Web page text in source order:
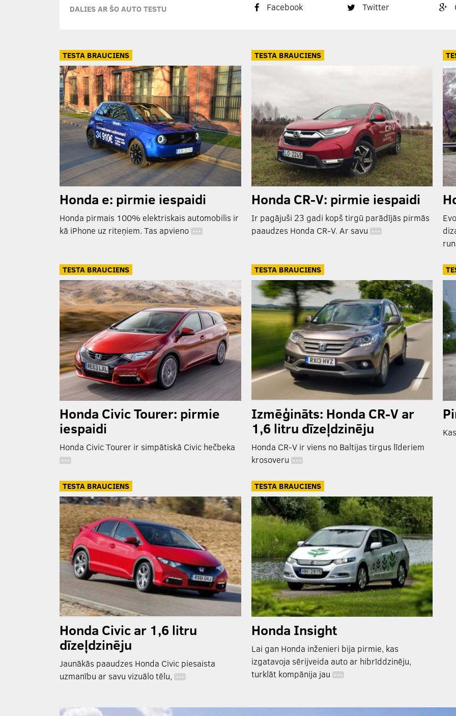
DALIES AR ŠO AUTO TESTU Facebook Twitter
TESTA BRAUCIENS
Honda e: pirmie iespaidi
Honda pirmais 100% elektriskais automobilis ir
kā iPhone uz riteņiem. Tas apvieno …
TESTA BRAUCIENS
Honda CR-V: pirmie iespaidi
Ir pagājuši 23 gadi kopš tirgū parādījās pirmās
paaudzes Honda CR-V. Ar savu …
TESTA BRAUCIENS
Honda Civic Tourer: pirmie
iespaidi
Honda Civic Tourer ir simpātiskā Civic hečbeka
…
TESTA BRAUCIENS
Izmēģināts: Honda CR-V ar
1,6 litru dīzeļdzinēju
Honda CR-V ir viens no Baltijas tirgus līderiem
krosoveru …
TESTA BRAUCIENS
Honda Civic ar 1,6 litru
dīzeļdzinēju
Jaunākās paaudzes Honda Civic piesaista
uzmanību ar savu vizuālo tēlu, …
TESTA BRAUCIENS
Honda Insight
Lai gan Honda inženieri bija pirmie, kas
izgatavoja sērijveida auto ar hibrīddzinēju,
turklāt kompānija jau …